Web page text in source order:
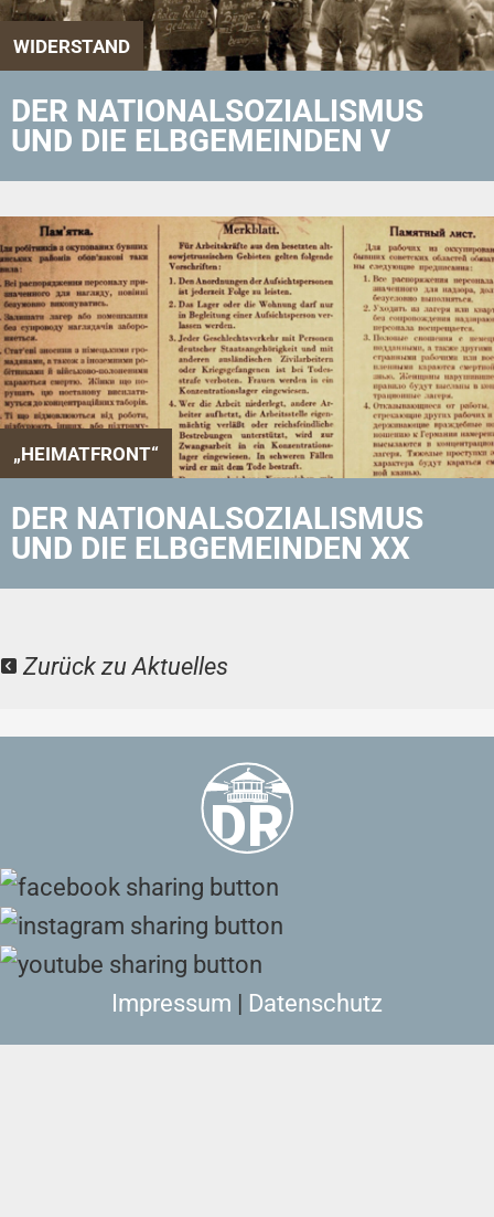
WIDERSTAND
DER NATIONALSOZIALISMUS
UND DIE ELBGEMEINDEN V
„HEIMATFRONT“
DER NATIONALSOZIALISMUS
UND DIE ELBGEMEINDEN XX
Zurück zu Aktuelles
Impressum Datenschutz